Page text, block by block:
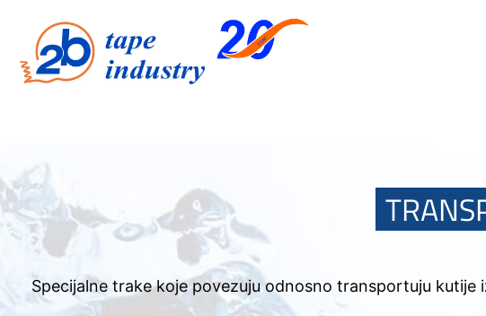
Specijalne trake koje povezuju odnosno transportuju